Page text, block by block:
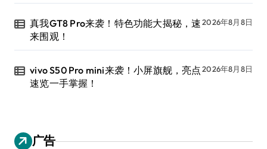
真我GT8 Pro来袭！特色功能大揭秘，速
来围观！
2026年8月8日
vivo S50 Pro mini来袭！小屏旗舰，亮点
速览一手掌握！
2026年8月8日
广告